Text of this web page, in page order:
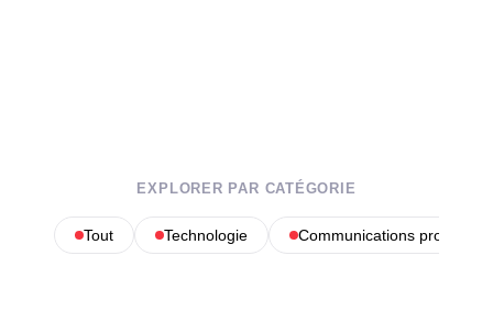
EXPLORER PAR CATÉGORIE
Tout Technologie Communications